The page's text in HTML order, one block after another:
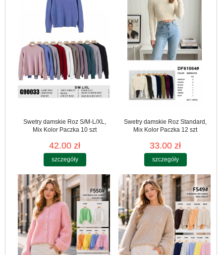
Swetry damskie Roz S/M-L/XL,
Mix Kolor Paczka 10 szt
42.00 zł
szczegóły
Swetry damskie Roz Standard,
Mix Kolor Paczka 12 szt
33.00 zł
szczegóły